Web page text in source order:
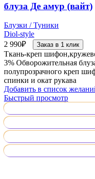
блуза Де амур (вайт)
Блузки / Туники
Diol-style
2 990₽ Заказ в 1 клик
Ткань-креп
3% Обворожительная
полупрозрачного креп
спинки и окат рукава
Добавить в список
Быстрый просмотр